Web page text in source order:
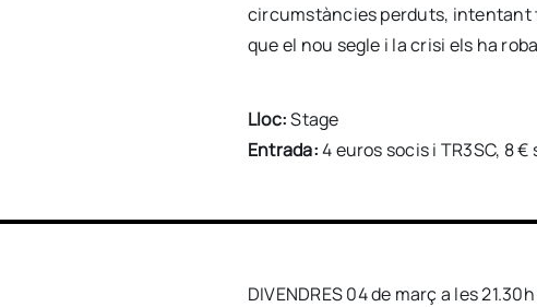
circumstàncies perduts, intentant
que el nou segle i la crisi els ha
Lloc:Stage
Entrada:4 euros socis i TR3SC, 8
DIVENDRES 04 de març a les 21.30h